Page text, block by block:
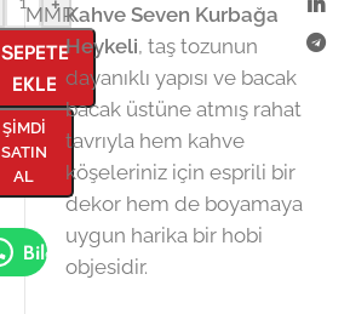
SEPETE
EKLE
ŞIMDI
SATIN
AL
Bilgi Al
MMRKahve Seven Kurbağa
Heykeli, taş tozunun
dayanıklı yapısı ve bacak
bacak üstüne atmış rahat
tavrıyla hem kahve
köşeleriniz için esprili bir
dekor hem de boyamaya
uygun harika bir hobi
objesidir.